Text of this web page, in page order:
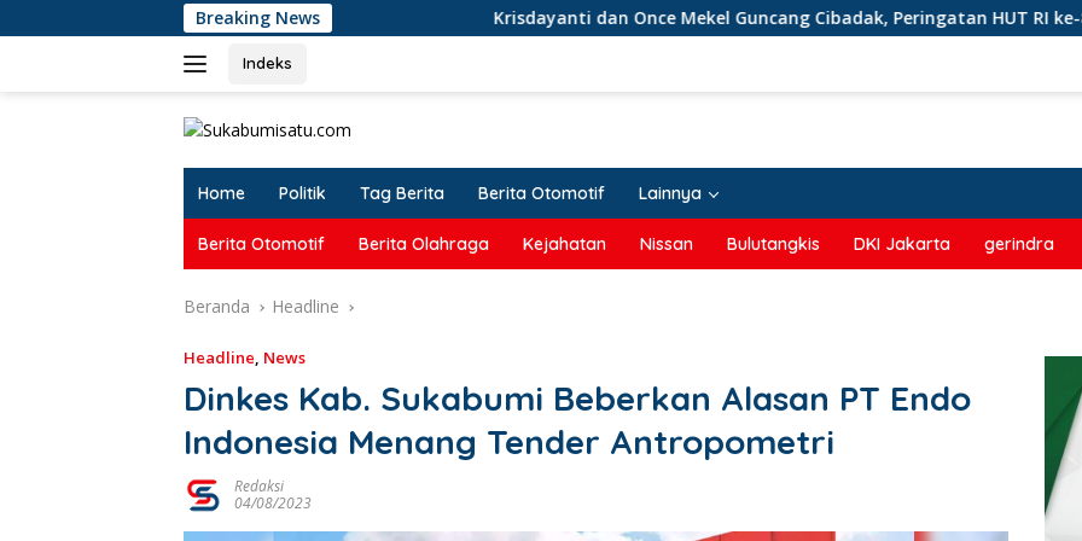
ke
Breaking NewsKrisdayanti dan Once Mekel Guncang Cibadak, Peringatan HUT RI ke-81 dan Hari ASI
Indeks
Home Politik Tag Berita Berita Otomotif Lainnya
Berita Otomotif Berita Olahraga Kejahatan Nissan Bulutangkis DKI Jakarta gerindra
Beranda Headline
Headline, News
Dinkes Kab. Sukabumi Beberkan Alasan PT Endo
Indonesia Menang Tender Antropometri
Redaksi
04/08/2023